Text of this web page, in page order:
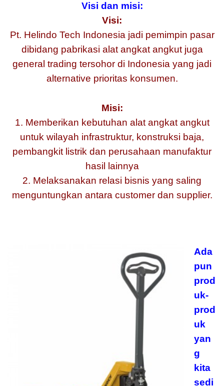
Visi dan misi:
Visi:
Pt. Helindo Tech Indonesia jadi pemimpin pasar
dibidang pabrikasi alat angkat angkut juga
general trading tersohor di Indonesia yang jadi
alternative prioritas konsumen.
Misi:
1. Memberikan kebutuhan alat angkat angkut
untuk wilayah infrastruktur, konstruksi baja,
pembangkit listrik dan perusahaan manufaktur
hasil lainnya
2. Melaksanakan relasi bisnis yang saling
menguntungkan antara customer dan supplier.
Ada
pun
prod
uk-
prod
uk
yan
g
kita
sedi